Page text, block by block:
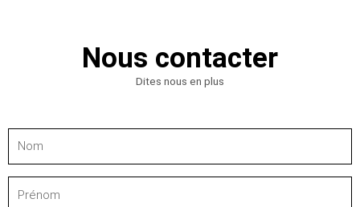
Nous contacter
Dites nous en plus